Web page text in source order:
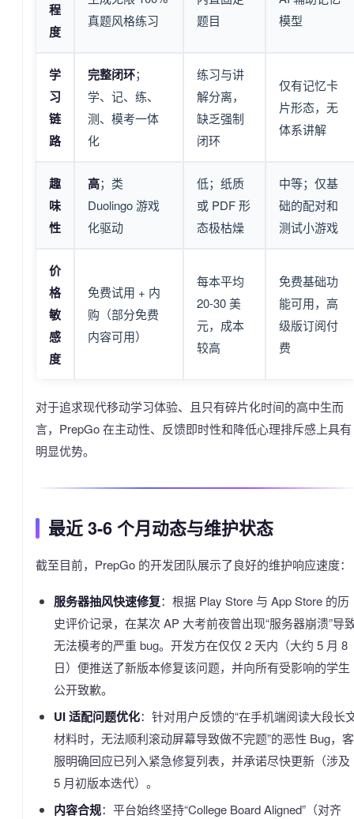
程
度
真题风格练习
题目
模型
学
习
链
路
完整闭环；
学、记、练、
测、模考一体
化
练习与讲
解分离，
缺乏强制
闭环
仅有记忆卡
片形态，无
体系讲解
趣
味
性
高；类
Duolingo 游戏
化驱动
低；纸质
或 PDF 形
态极枯燥
中等；仅基
础的配对和
测试小游戏
价
格
敏
感
度
免费试用 + 内
购（部分免费
内容可用）
每本平均
20-30 美
元，成本
较高
免费基础功
能可用，高
级版订阅付
费
对于追求现代移动学习体验、且只有碎片化时间的高中生而
言，PrepGo 在主动性、反馈即时性和降低心理排斥感上具有
明显优势。
最近 3-6 个月动态与维护状态
截至目前，PrepGo 的开发团队展示了良好的维护响应速度：
服务器抽风快速修复：根据 Play Store 与 App Store 的历
史评价记录，在某次 AP 大考前夜曾出现“服务器崩溃”导
无法模考的严重 bug。开发方在仅仅 2 天内（大约 5 月 8
日）便推送了新版本修复该问题，并向所有受影响的学生
公开致歉。
UI 适配问题优化：针对用户反馈的“在手机端阅读大段长
材料时，无法顺利滚动屏幕导致做不完题”的恶性 Bug，客
服明确回应已列入紧急修复列表，并承诺尽快更新（涉及
5 月初版本迭代）。
内容合规：平台始终坚持“College Board Aligned”（对齐